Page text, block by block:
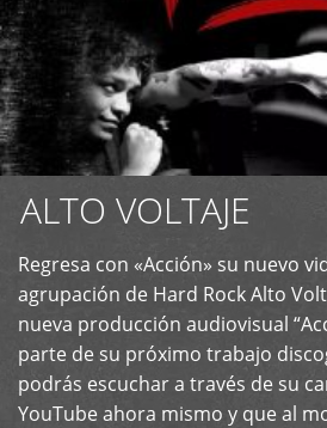
ALTO VOLTAJE
Regresa con «Acción» su nuevo
agrupación de Hard Rock Alto
nueva producción audiovisual
parte de su próximo trabajo
podrás escuchar a través de su
YouTube ahora mismo y que al
+